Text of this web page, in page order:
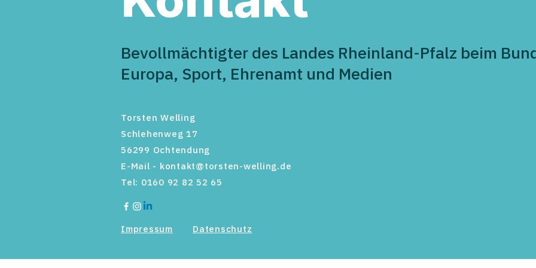
Bevollmächtigter des Landes Rheinland-Pfalz beim
Europa, Sport, Ehrenamt und Medien
Torsten Welling
Schlehenweg 17
56299 Ochtendung
E-Mail - kontakt@torsten-welling.de
Tel: 0160 92 82 52 65
Impressum Datenschutz